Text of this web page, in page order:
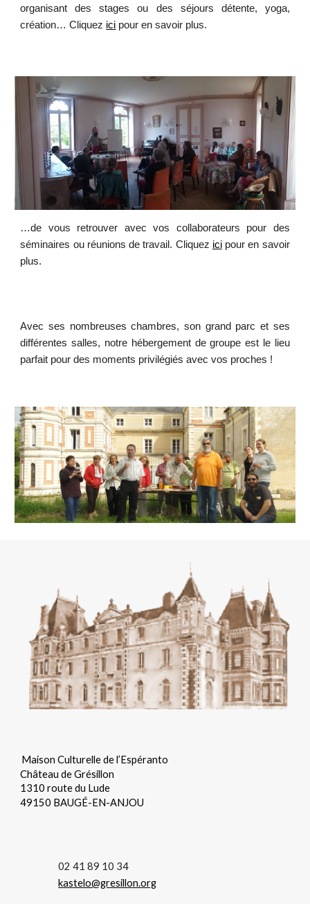
organisant des stages ou des séjours détente, yoga,
création… Cliquez ici pour en savoir plus.
…de vous retrouver avec vos collaborateurs pour des
séminaires ou réunions de travail. Cliquez icipour en savoir
plus.
Avec ses nombreuses chambres, son grand parc et ses
différentes salles, notre hébergement de groupe est le lieu
parfait pour des moments privilégiés avec vos proches !
Maison Culturelle de l’Espéranto
Château de Grésillon
1310 route du Lude
49150 BAUGÉ-EN-ANJOU
02 41 89 10 34
kastelo@gresillon.org